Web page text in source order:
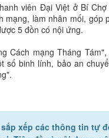
viên Đại Việt ở Bí
mạng, làm nhân mối,
5 đồn có nội ứng.
Cách mạng Tháng
số binh lính, bảo an
xếp các thông tin tự